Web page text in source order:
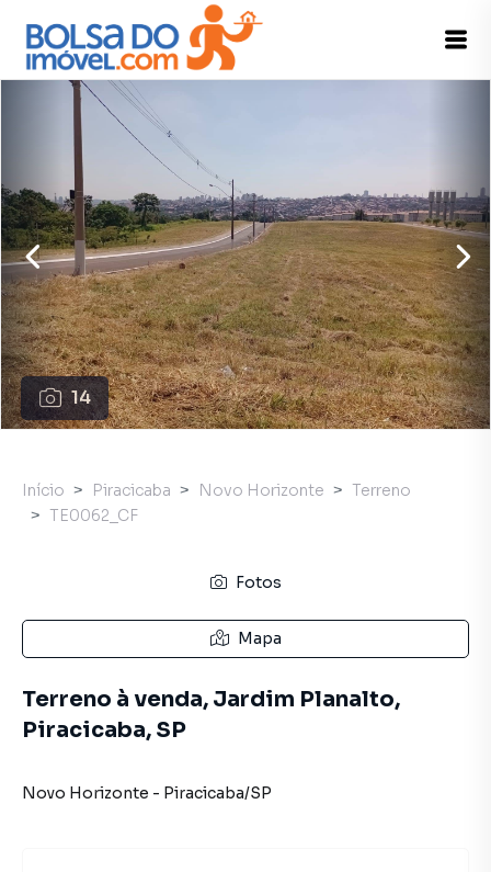
14
Início Piracicaba Novo Horizonte
Terreno
TE0062_CF
Fotos
Mapa
Terreno à venda, Jardim Planalto,
Piracicaba, SP
Novo Horizonte - Piracicaba/SP